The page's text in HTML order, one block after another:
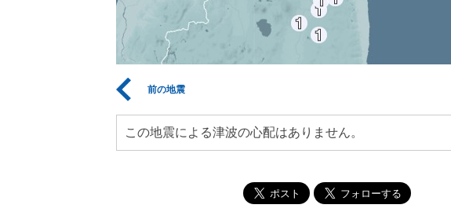
前の地震
この地震による津波の心配はありません。